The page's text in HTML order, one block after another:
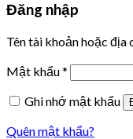
Đăng nhập
Tên tài khoản hoặc địa
Mật khẩu*
Ghi nhớ mật khẩu
Quên mật khẩu?